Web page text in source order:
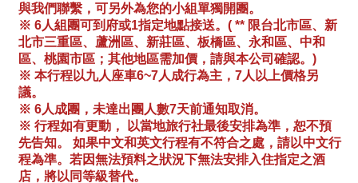
與我們聯繫，可另外為您的小組單獨開團。
※ 6人組團可到府或1指定地點接送。( ** 限台北市區、新
北市三重區、蘆洲區、新莊區、板橋區、永和區、中和
區、桃園市區；其他地區需加價，請與本公司確認。)
※ 本行程以九人座車6~7人成行為主，7人以上價格另
議。
※ 6人成團，未達出團人數7天前通知取消。
※ 行程如有更動， 以當地旅行社最後安排為準，恕不預
先告知。 如果中文和英文行程有不符合之處，請以中文行
程為準。若因無法預料之狀況下無法安排入住指定之酒
店，將以同等級替代。